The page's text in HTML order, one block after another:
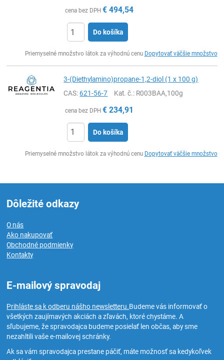
cena bez DPH € 494,54
Do košíka
Priemyselné množstvo látok za výhodnú cenu Dopytovať väčšie množstvo
3-(Diethylamino)propane-1,2-diol (1 x 100 g)
CAS:621-56-7 Kat. č.: R003BAA,100g
cena bez DPH € 234,91
Do košíka
Priemyselné množstvo látok za výhodnú cenu Dopytovať väčšie množstvo
Dôležité odkazy
O nás
Ako nakupovať
Obchodné podmienky
Kontakty
E-mailový spravodaj
Prihláste sa k odberu nášho newsletteru.Budeme vás informovať o
všetkých zaujímavých akciách a zľavách, ktoré chystáme. A
sľubujeme, že spravodajca budeme posielať len občas, aby sme
nezahltili vaše e-mailovej schránky.
Ak sa vám spravodajca prestane páčiť, máte možnosť sa kedykoľvek